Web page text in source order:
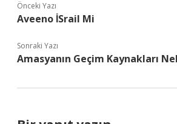
Önceki Yazı
Aveeno İSrail Mi
Sonraki Yazı
Amasyanın Geçim Kaynakları